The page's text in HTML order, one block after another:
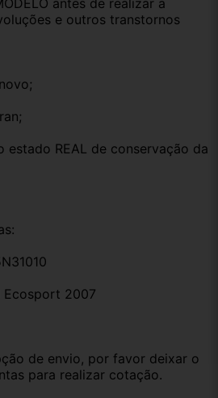
antes de realizar a
e outros transtornos
estado REAL de conservação da
Ecosport 2007
de envio, por favor deixar o
para realizar cotação.